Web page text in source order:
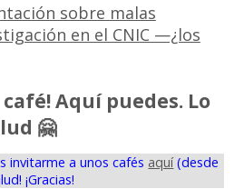
sobre malas
en el CNIC —¿los
Aquí puedes. Lo
🤗
invitarme a unos cafés aquí(desde
¡Gracias!